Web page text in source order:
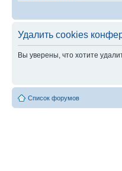
Удалить cookies
Вы уверены, что хотите
Список форумов